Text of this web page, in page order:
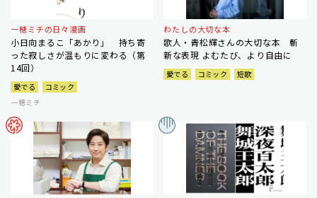
一穂ミチの日々漫画
小日向まるこ「あかり」 持ち寄
った寂しさが温もりに変わる（第
14回）
愛でる
コミック
一穂ミチ
わたしの大切な本
歌人・青松輝さんの大切な本 斬
新な表現 よむたび、より自由に
愛でる コミック 短歌